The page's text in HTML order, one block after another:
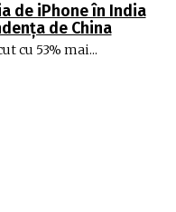
de iPhone în India
de China
cu 53% mai...